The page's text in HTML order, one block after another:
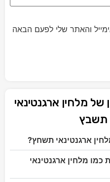
והאתר שלי לפעם הבאה
מלחין ארגנטינאי
ארגנטינאי תשחץ?
כמו מלחין ארגנטינאי